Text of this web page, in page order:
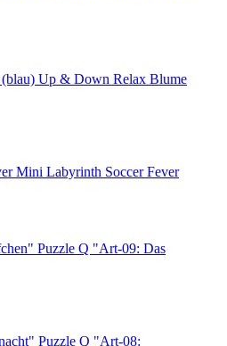
Up & Down Relax Blume
Mini Labyrinth Soccer Fever
Puzzle Q "Art-09: Das
Puzzle Q "Art-08: